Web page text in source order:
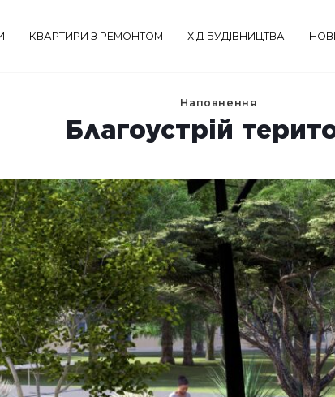
КВАРТИРИ З РЕМОНТОМ ХІД БУДІВНИЦТВА
Наповнення
Благоустрій